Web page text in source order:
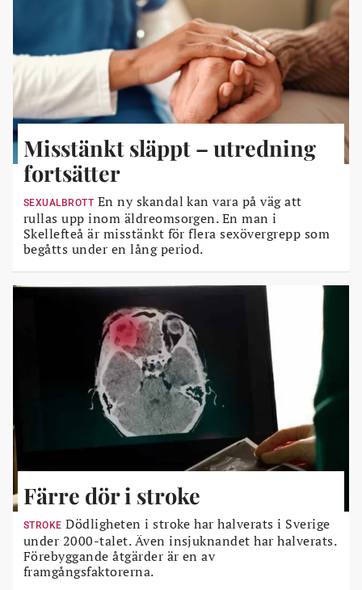
Misstänkt släppt – utredning
fortsätter
SEXUALBROTT En ny skandal kan vara på väg att
rullas upp inom äldreomsorgen. En man i
Skellefteå är misstänkt för flera sexövergrepp som
begåtts under en lång period.
Färre dör i stroke
STROKE Dödligheten i stroke har halverats i Sverige
under 2000-talet. Även insjuknandet har halverats.
Förebyggande åtgärder är en av
framgångsfaktorerna.